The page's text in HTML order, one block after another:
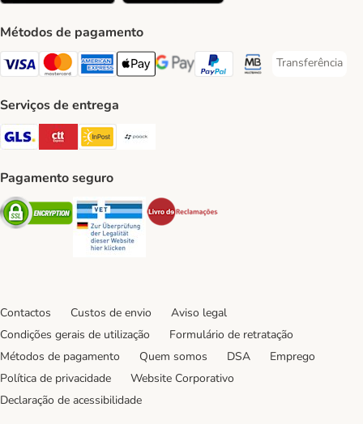
Métodos de pagamento
Visa Payment Method
Mastercard Payment Method
American Express Payment Method
Apple Pay Payment Method
Google Pay Payment Method
PayPal Payment Method
Multibanco Payment
Transferência
Transferência
Serviços de entrega
GLS Shipping Method
CTTExpress Shipping Method
InPost Shipping Method
Pagamento seguro
Security Security
Contactos Custos de envio
Aviso legal
Condições gerais de utilização
Formulário de retratação
Métodos de pagamento
Quem somos DSA
Emprego
Política de privacidade
Website Corporativo
Declaração de acessibilidade